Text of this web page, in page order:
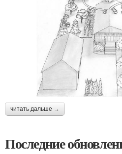
читать дальше →
Последние